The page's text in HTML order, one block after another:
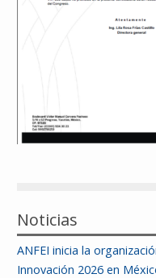
Afiliación
Noticias
ANFEI inicia la
Innovación 2026 en